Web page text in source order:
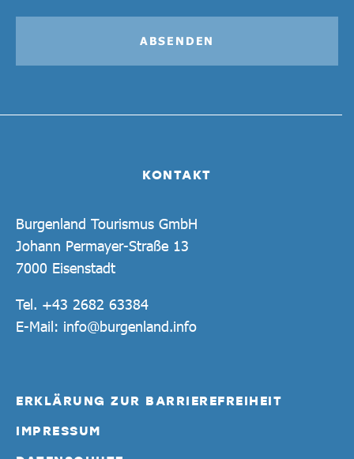
KONTAKT
Burgenland Tourismus GmbH
Johann Permayer-Straße 13
7000 Eisenstadt
Tel. +43 2682 63384
E-Mail: info@burgenland.info
ERKLÄRUNG ZUR BARRIEREFREIHEIT
IMPRESSUM
ABSENDEN